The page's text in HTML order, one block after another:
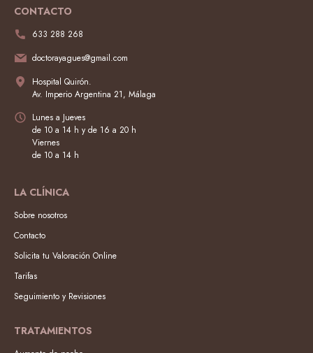
CONTACTO
633 288 268
doctorayagues@gmail.com
Hospital Quirón.
Av. Imperio Argentina 21, Málaga
Lunes a Jueves
de 10 a 14 h y de 16 a 20 h
Viernes
de 10 a 14 h
LA CLÍNICA
Sobre nosotros
Contacto
Solicita tu Valoración Online
Tarifas
Seguimiento y Revisiones
TRATAMIENTOS